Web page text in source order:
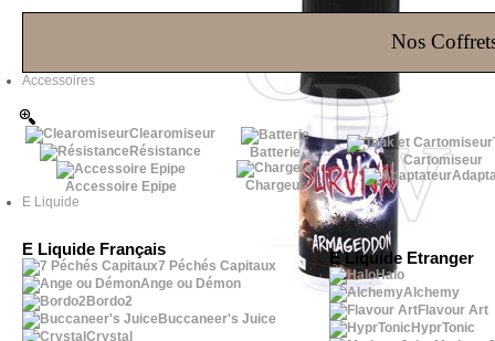
Nos
Accessoires
Clearomiseur
Résistance
Accessoire Epipe
Batterie
Chargeur
Cartomiseur
E Liquide
E Liquide Français
7 Péchés Capitaux
Ange ou Démon
Bordo2
Buccaneer's Juice
Crystal
E Liquide Etranger
Halo
Alchemy
Flavour Art
HyprTonic